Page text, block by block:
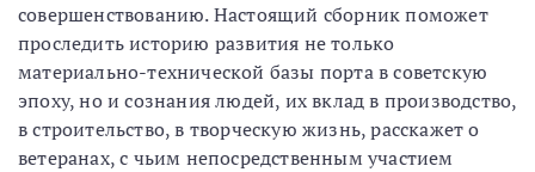
совершенствованию. Настоящий сборник поможет
проследить историю развития не только
материально-технической базы порта в советскую
эпоху, но и сознания людей, их вклад в производство,
в строительство, в творческую жизнь, расскажет о
ветеранах, с чьим непосредственным участием